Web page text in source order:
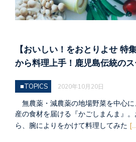
【おいしい！をおとりよせ 特
から料理上手！鹿児島伝統の
■TOPICS 2020年10月20日
無農薬・減農薬の地場野菜を中心
産の食材を届ける『かごしまんま』
ら、腕によりをかけて料理してみた